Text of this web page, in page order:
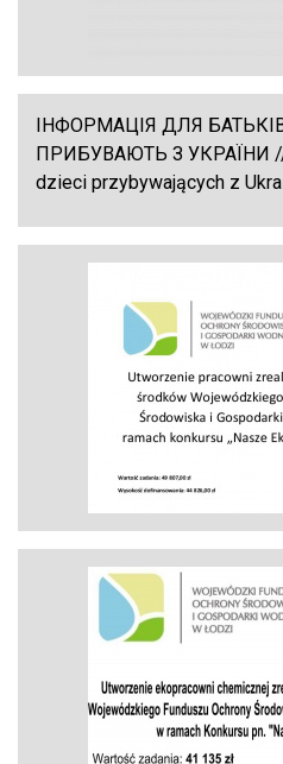
ІНФОРМАЦІЯ ДЛЯ
ПРИБУВАЮТЬ З УКРАЇНИ //
dzieci przybywających z